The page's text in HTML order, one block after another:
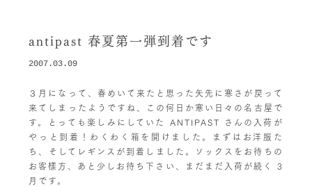
antipast 春夏第一弾到着です
2007.03.09
３月になって、春めいて来たと思った矢先に寒さが戻って
来てしまったようですね、この何日か寒い日々の名古屋で
す。とっても楽しみにしていた ANTIPAST さんの入荷が
やっと到着！わくわく箱を開けました。まずはお洋服た
ち、そしてレギンスが到着しました。ソックスをお待ちの
お客樣方、あと少しお待ち下さい、まだまだ入荷が続く 3
月です。